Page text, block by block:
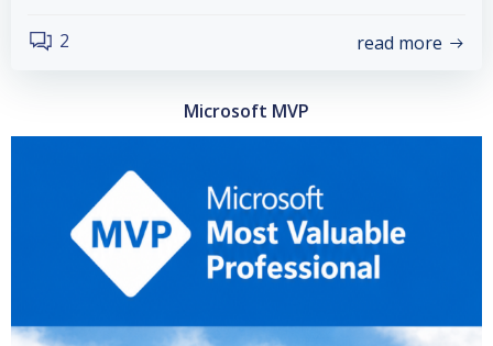
2 read more
Microsoft MVP